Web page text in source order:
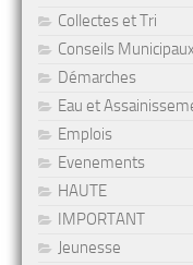
Collectes et Tri
Conseils Municipaux
Démarches
Eau et
Emplois
Evenements
HAUTE
IMPORTANT
Jeunesse